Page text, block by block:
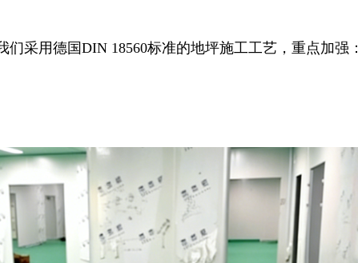
们采用德国DIN 18560标准的地坪施工工艺，重点加强：